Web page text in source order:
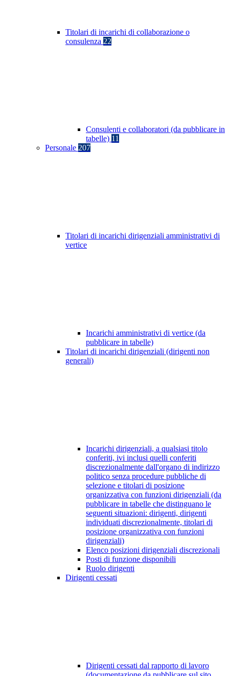
Titolari di incarichi di collaborazione o
consulenza 22
Consulenti e collaboratori (da pubblicare in
tabelle) 11
Personale 207
Titolari di incarichi dirigenziali amministrativi di
vertice
Incarichi amministrativi di vertice (da
pubblicare in tabelle)
Titolari di incarichi dirigenziali (dirigenti non
generali)
Incarichi dirigenziali, a qualsiasi titolo
conferiti, ivi inclusi quelli conferiti
discrezionalmente dall'organo di indirizzo
politico senza procedure pubbliche di
selezione e titolari di posizione
organizzativa con funzioni dirigenziali (da
pubblicare in tabelle che distinguano le
seguenti situazioni: dirigenti, dirigenti
individuati discrezionalmente, titolari di
posizione organizzativa con funzioni
dirigenziali)
Elenco posizioni dirigenziali discrezionali
Posti di funzione disponibili
Ruolo dirigenti
Dirigenti cessati
Dirigenti cessati dal rapporto di lavoro